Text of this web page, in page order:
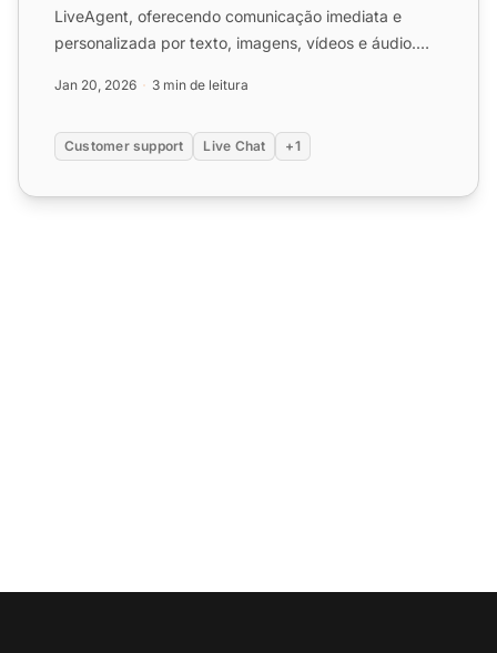
LiveAgent, oferecendo comunicação imediata e
personalizada por texto, imagens, vídeos e áudio.
Jan 20, 2026 3 min de leitura
Customer support Live Chat +1